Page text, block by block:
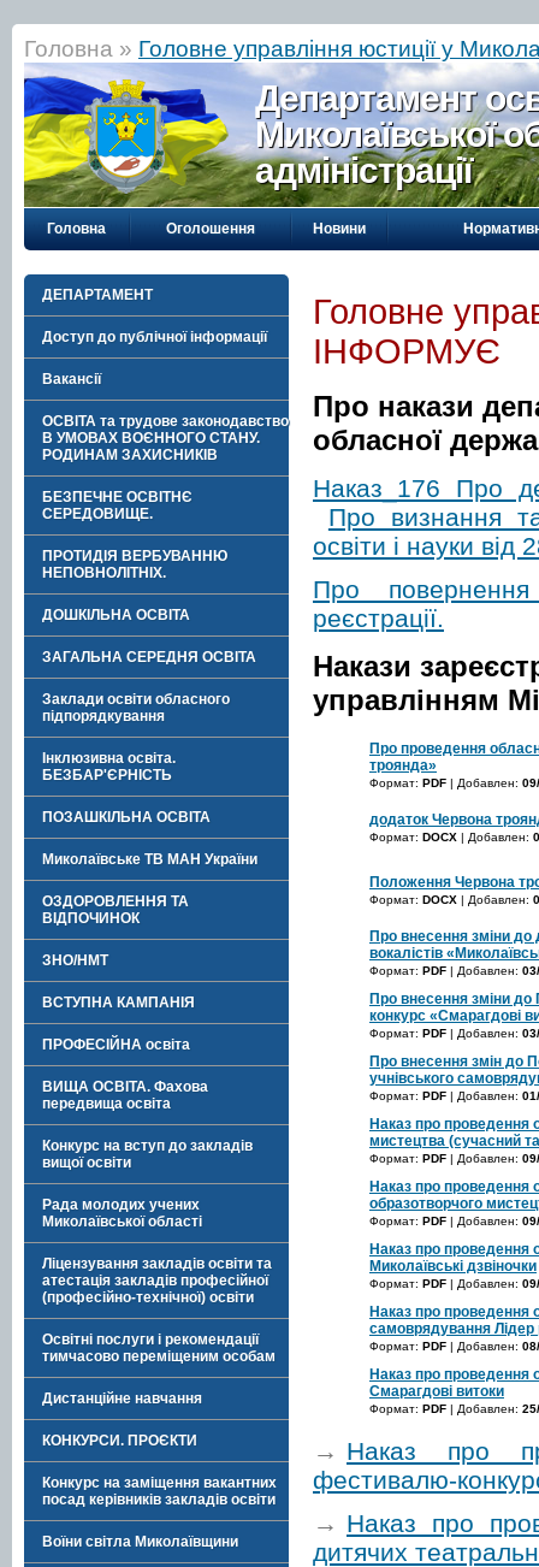
Головна » Головне управління юстиції у
Департамент
Миколаївської
адміністрації
Головна Оголошення Новини
ДЕПАРТАМЕНТ
Доступ до публічної інформації
Вакансії
ОСВІТА та трудове законодавство
В УМОВАХ ВОЄННОГО СТАНУ.
РОДИНАМ ЗАХИСНИКІВ
БЕЗПЕЧНЕ ОСВІТНЄ
СЕРЕДОВИЩЕ.
ПРОТИДІЯ ВЕРБУВАННЮ
НЕПОВНОЛІТНІХ.
ДОШКІЛЬНА ОСВІТА
ЗАГАЛЬНА СЕРЕДНЯ ОСВІТА
Заклади освіти обласного
підпорядкування
Інклюзивна освіта.
БЕЗБАР'ЄРНІСТЬ
ПОЗАШКІЛЬНА ОСВІТА
Миколаївське ТВ МАН України
ОЗДОРОВЛЕННЯ ТА
ВІДПОЧИНОК
ЗНО/НМТ
ВСТУПНА КАМПАНІЯ
ПРОФЕСІЙНА освіта
ВИЩА ОСВІТА. Фахова
передвища освіта
Конкурс на вступ до закладів
вищої освіти
Рада молодих учених
Миколаївської області
Ліцензування закладів освіти та
атестація закладів професійної
(професійно-технічної) освіти
Освітні послуги і рекомендації
тимчасово переміщеним особам
Дистанційне навчання
КОНКУРСИ. ПРОЄКТИ
Конкурс на заміщення вакантних
посад керівників закладів освіти
Воїни світла Миколаївщини
Головне
ІНФОРМУЄ
Про накази
обласної
Наказ_176 Про
Про визнання
освіти і науки
Про повернення
реєстрації.
Накази
управлінням
Про проведення
троянда»
Формат: PDF | Добавлен:
додаток Червона
Формат: DOCX | Добавлен:
Положення Червона
Формат: DOCX | Добавлен:
Про внесення зміни до
вокалістів
Формат: PDF | Добавлен:
Про внесення зміни
конкурс «Смарагдові
Формат: PDF | Добавлен:
Про внесення змін до
учнівського
Формат: PDF | Добавлен:
Наказ про проведення
мистецтва (сучасний
Формат: PDF | Добавлен:
Наказ про проведення
образотворчого
Формат: PDF | Добавлен:
Наказ про проведення
Миколаївські дзвіночки
Формат: PDF | Добавлен:
Наказ про проведення
самоврядування Лідер
Формат: PDF | Добавлен:
Наказ про проведення
Смарагдові витоки
Формат: PDF | Добавлен:
→ Наказ про
фестивалю-
→ Наказ про
дитячих